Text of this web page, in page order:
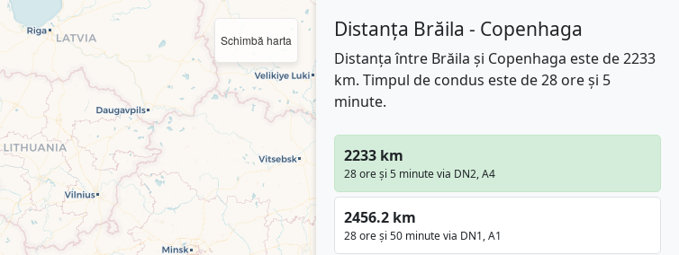
Schimbă harta Distanța Brăila - Copenhaga
Distanța între Brăila și Copenhaga este de 2233
km. Timpul de condus este de 28 ore și 5
minute.
2233 km
28 ore și 5 minute via DN2, A4
2456.2 km
28 ore și 50 minute via DN1, A1